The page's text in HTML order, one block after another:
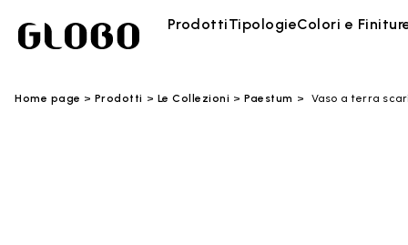
ProdottiTipologieColori e
Home page Prodotti Le Collezioni Paestum Vaso a terra